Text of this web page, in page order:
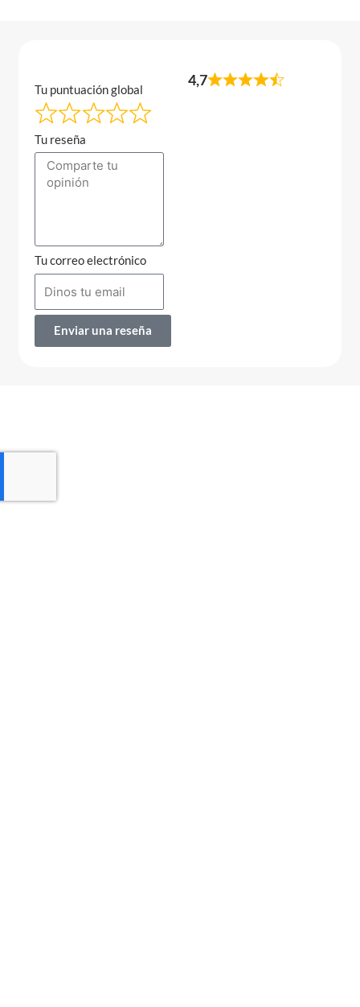
Tu puntuación global
Tu reseña
Tu correo electrónico
Enviar una reseña
4,7